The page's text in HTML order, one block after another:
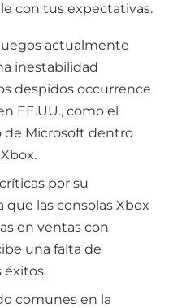
con tus expectativas.
actualmente
inestabilidad
despidos occurrence
EE.UU., como el
de Microsoft dentro
por su
que las consolas Xbox
en ventas con
una falta de
éxitos.
comunes en la